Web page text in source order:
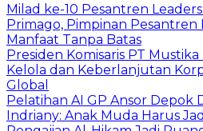
Milad ke-10 Pesantren
Primago, Pimpinan
Manfaat Tanpa Batas
Presiden Komisaris PT
Kelola dan Keberlanjutan
Global
Pelatihan AI GP Ansor Depok
Indriany: Anak Muda Harus